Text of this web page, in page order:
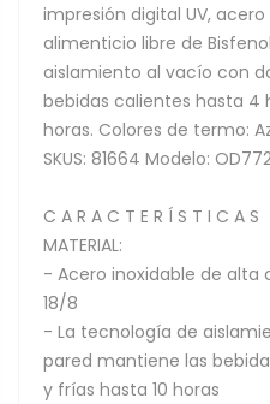
impresión digital UV,
alimenticio libre de
aislamiento al vacío con
bebidas calientes hasta 4
horas. Colores de termo:
SKUS: 81664 Modelo:
C A R A C T E R Í S T I C A S
MATERIAL:
- Acero inoxidable de alta
18/8
- La tecnología de
pared mantiene las
y frías hasta 10 horas